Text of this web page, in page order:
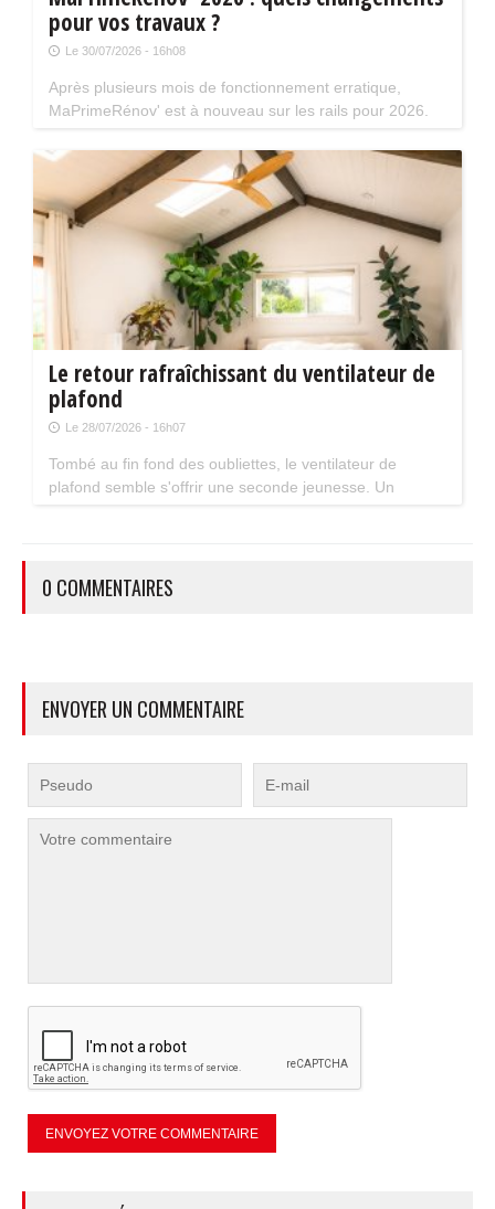
pour vos travaux ?
Le 30/07/2026 - 16h08
Après plusieurs mois de fonctionnement erratique,
MaPrimeRénov' est à nouveau sur les rails pour 2026.
limiter le nombre de chantiers éligibles. Tour d'horizon.
Le retour rafraîchissant du ventilateur de
plafond
Le 28/07/2026 - 16h07
Tombé au fin fond des oubliettes, le ventilateur de
plafond semble s'offrir une seconde jeunesse. Un
0 COMMENTAIRES
ENVOYER UN COMMENTAIRE